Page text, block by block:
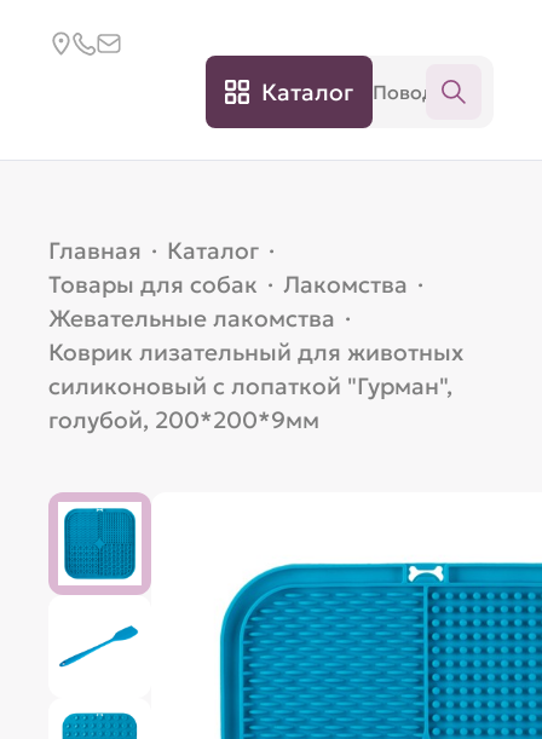
Каталог
Главная · Каталог ·
Товары для собак · Лакомства ·
Жевательные лакомства ·
Коврик лизательный для животных
силиконовый с лопаткой "Гурман",
голубой, 200*200*9мм